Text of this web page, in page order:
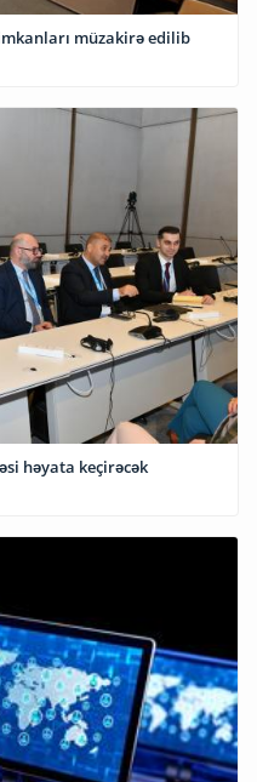
müzakirə edilib
həyata keçirəcək